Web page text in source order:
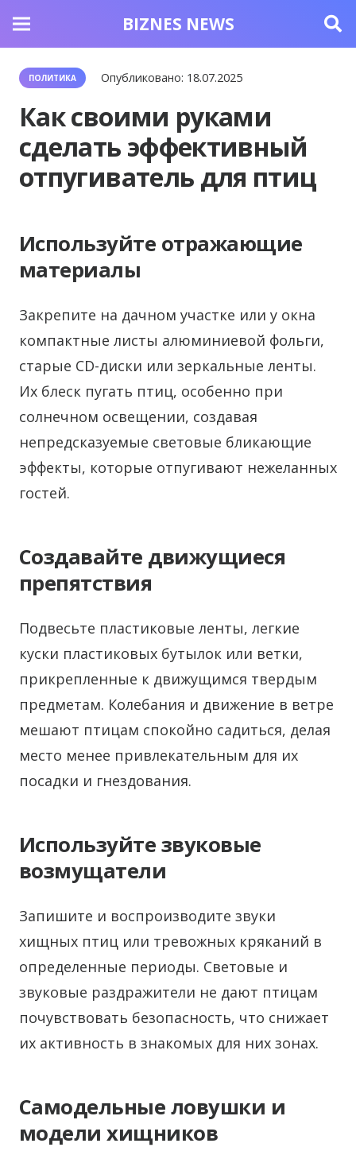
BIZNES NEWS
ПОЛИТИКА Опубликовано: 18.07.2025
Как своими руками
сделать эффективный
отпугиватель для птиц
Используйте отражающие
материалы
Закрепите на дачном участке или у окна
компактные листы алюминиевой фольги,
старые CD-диски или зеркальные ленты.
Их блеск пугать птиц, особенно при
солнечном освещении, создавая
непредсказуемые световые бликающие
эффекты, которые отпугивают нежеланных
гостей.
Создавайте движущиеся
препятствия
Подвесьте пластиковые ленты, легкие
куски пластиковых бутылок или ветки,
прикрепленные к движущимся твердым
предметам. Колебания и движение в ветре
мешают птицам спокойно садиться, делая
место менее привлекательным для их
посадки и гнездования.
Используйте звуковые
возмущатели
Запишите и воспроизводите звуки
хищных птиц или тревожных кряканий в
определенные периоды. Световые и
звуковые раздражители не дают птицам
почувствовать безопасность, что снижает
их активность в знакомых для них зонах.
Самодельные ловушки и
модели хищников